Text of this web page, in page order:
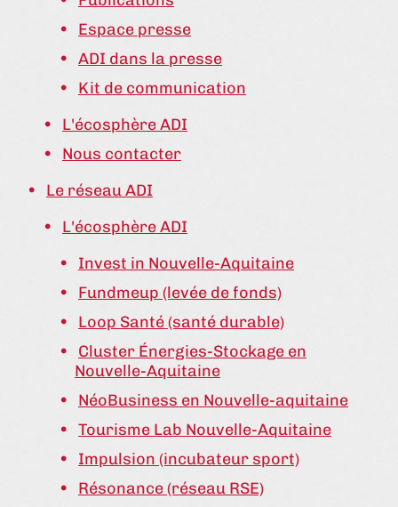
Espace presse
ADI dans la presse
Kit de communication
L'écosphère ADI
Nous contacter
Le réseau ADI
L'écosphère ADI
Invest in Nouvelle-Aquitaine
Fundmeup (levée de fonds)
Loop Santé (santé durable)
Cluster Énergies-Stockage en
Nouvelle-Aquitaine
NéoBusiness en Nouvelle-aquitaine
Tourisme Lab Nouvelle-Aquitaine
Impulsion (incubateur sport)
Résonance (réseau RSE)